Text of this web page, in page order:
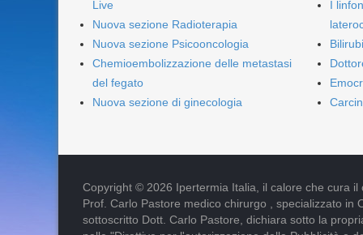
Live
Nuova sezione Radioterapia
Nuova sezione Psicooncologia
Chemioembolizzazione delle metastasi
del fegato
Nuova sezione di ginecologia
I
Copyright © 2026 Ipertermia Italia, il calore che cura il
Prof. Carlo Pastore medico chirurgo , specializzato
sottoscritto Dott. Carlo Pastore, dichiara sotto la